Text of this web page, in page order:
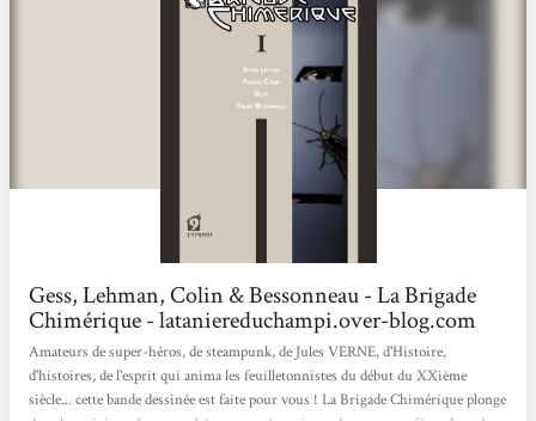
Gess, Lehman, Colin & Bessonneau - La Brigade
Chimérique - lataniereduchampi.over-blog.com
Amateurs de super-héros, de steampunk, de Jules VERNE, d'Histoire,
d'histoires, de l'esprit qui anima les feuilletonnistes du début du XXième
siècle... cette bande dessinée est faite pour vous ! La Brigade Chimérique plonge